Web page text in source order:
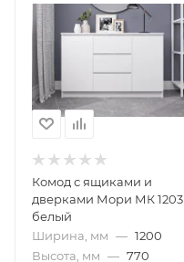
Комод с ящиками и
дверками Мори МК 1203
белый
Ширина, мм — 1200
Высота, мм — 770